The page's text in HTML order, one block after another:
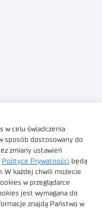
w celu świadczenia
sposób dostosowany do
zmiany ustawień
Polityce Prywatności będą
W każdej chwili możecie
w przeglądarce
jest wymagana do
znajdą Państwo w